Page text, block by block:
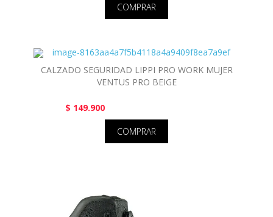
COMPRAR
CALZADO SEGURIDAD LIPPI PRO WORK MUJER
VENTUS PRO BEIGE
$ 149.900
COMPRAR